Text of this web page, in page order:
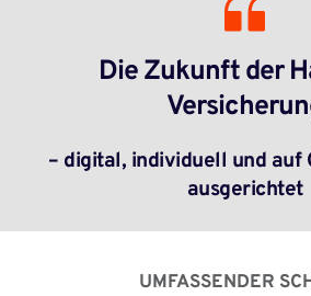
Die Zukunft der
– digital, individuell und auf
ausgerichtet
UMFASSENDER